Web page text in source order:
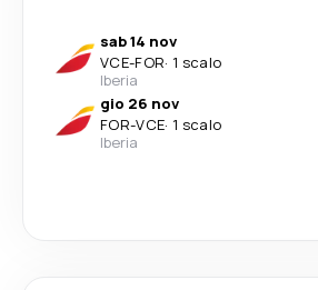
sab 14 nov
VCE-FOR· 1 scalo
Iberia
gio 26 nov
FOR-VCE· 1 scalo
Iberia